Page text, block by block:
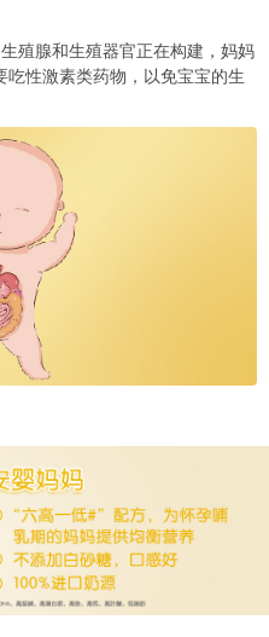
殖腺和生殖器官正在构建，妈妈
吃性激素类药物，以免宝宝的生